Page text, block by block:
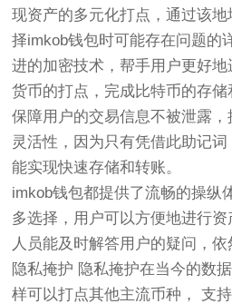
现资产的多元化打点，通过该
择imkob钱包时可能存在问题的
进的加密技术，帮手用户更好
货币的打点，完成比特币的存
保障用户的交易信息不被泄露
灵活性，因为只有凭借此助记
能实现快速存储和转账。
imkob钱包都提供了流畅的操纵
多选择，用户可以方便地进行
人员能及时解答用户的疑问，依
隐私掩护 隐私掩护在当今的数
样可以打点其他主流币种， 支